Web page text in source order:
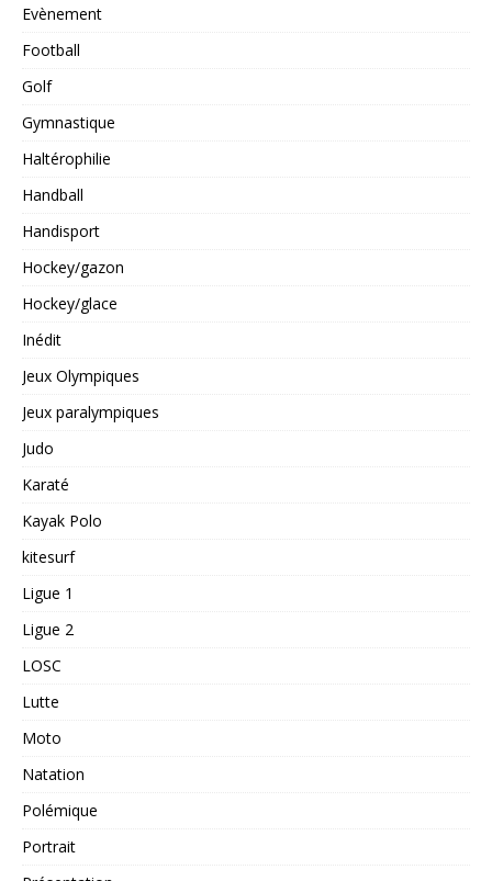
Evènement
Football
Golf
Gymnastique
Haltérophilie
Handball
Handisport
Hockey/gazon
Hockey/glace
Inédit
Jeux Olympiques
Jeux paralympiques
Judo
Karaté
Kayak Polo
kitesurf
Ligue 1
Ligue 2
LOSC
Lutte
Moto
Natation
Polémique
Portrait